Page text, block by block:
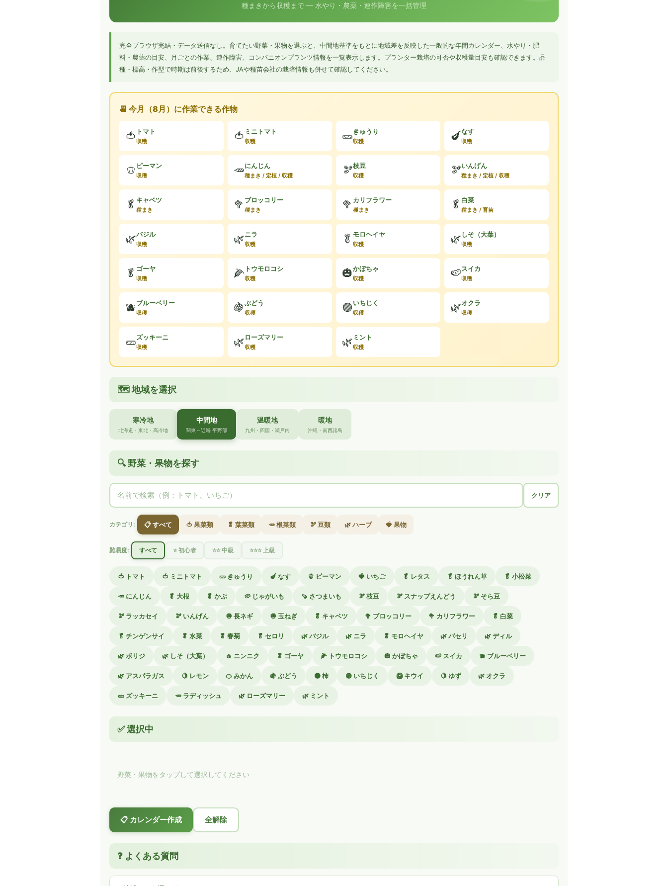
種まきから収穫まで — 水やり・農薬・連作障害を一括管理
完全ブラウザ完結・データ送信なし。育てたい野菜・果物を選ぶと、中間地基準をもとに地域差を反映した一般的な年間カレンダー、水やり・肥
料・農薬の目安、月ごとの作業、連作障害、コンパニオンプランツ情報を一覧表示します。プランター栽培の可否や収穫量目安も確認できます。品
種・標高・作型で時期は前後するため、JAや種苗会社の栽培情報も併せて確認してください。
📆 今月（8月）に作業できる作物
🍅 トマト
収穫 🍅 ミニトマト
収穫 🥒きゅうり
収穫 🍆なす
収穫
🫑 ピーマン
収穫 🥕にんじん
種まき / 定植 / 収穫 🫘枝豆
収穫 🫘いんげん
種まき / 定植 / 収穫
🥬 キャベツ
種まき 🥦 ブロッコリー
種まき 🥦 カリフラワー
種まき 🥬 白菜
種まき / 育苗
🌿バジル
収穫 🌿ニラ
収穫 🥬 モロヘイヤ
収穫 🌿しそ（大葉）
収穫
🥬 ゴーヤ
収穫 🌽 トウモロコシ
収穫 🎃かぼちゃ
収穫 🍉スイカ
収穫
🫐ブルーベリー
収穫 🍇ぶどう
収穫 🟣いちじく
収穫 🌿オクラ
収穫
🥒ズッキーニ
収穫 🌿ローズマリー
収穫 🌿 ミント
収穫
🗺️ 地域を選択
寒冷地
北海道・東北・高冷地
中間地
関東～近畿 平野部
温暖地
九州・四国・瀬戸内
暖地
沖縄・南西諸島
🔍 野菜・果物を探す
クリア
カテゴリ: 📋 すべて 🍅 果菜類 🥬 葉菜類 🥕 根菜類 🫘 豆類 🌿 ハーブ 🍓 果物
難易度: すべて ⭐ 初心者 ⭐⭐ 中級 ⭐⭐⭐ 上級
🍅 トマト 🍅 ミニトマト 🥒 きゅうり 🍆 なす 🫑 ピーマン 🍓 いちご 🥬 レタス 🥬 ほうれん草 🥬 小松菜
🥕 にんじん 🥬 大根 🥬 かぶ 🥔 じゃがいも 🍠 さつまいも 🫘 枝豆 🫘 スナップえんどう 🫘 そら豆
🫘 ラッカセイ 🫘 いんげん 🧅 長ネギ 🧅 玉ねぎ 🥬 キャベツ 🥦 ブロッコリー 🥦 カリフラワー 🥬 白菜
🥬 チンゲンサイ 🥬 水菜 🥬 春菊 🥬 セロリ 🌿 バジル 🌿 ニラ 🥬 モロヘイヤ 🌿 パセリ 🌿 ディル
🌿 ボリジ 🌿 しそ（大葉） 🧄 ニンニク 🥬 ゴーヤ 🌽 トウモロコシ 🎃 かぼちゃ 🍉 スイカ 🫐 ブルーベリー
🌿 アスパラガス 🍋 レモン 🍊 みかん 🍇 ぶどう 🟠 柿 🟣 いちじく 🥝 キウイ 🍋 ゆず 🌿 オクラ
🥒 ズッキーニ 🥕 ラディッシュ 🌿 ローズマリー 🌿 ミント
✅ 選択中
野菜・果物をタップして選択してください
📋 カレンダー作成 全解除
❓ よくある質問